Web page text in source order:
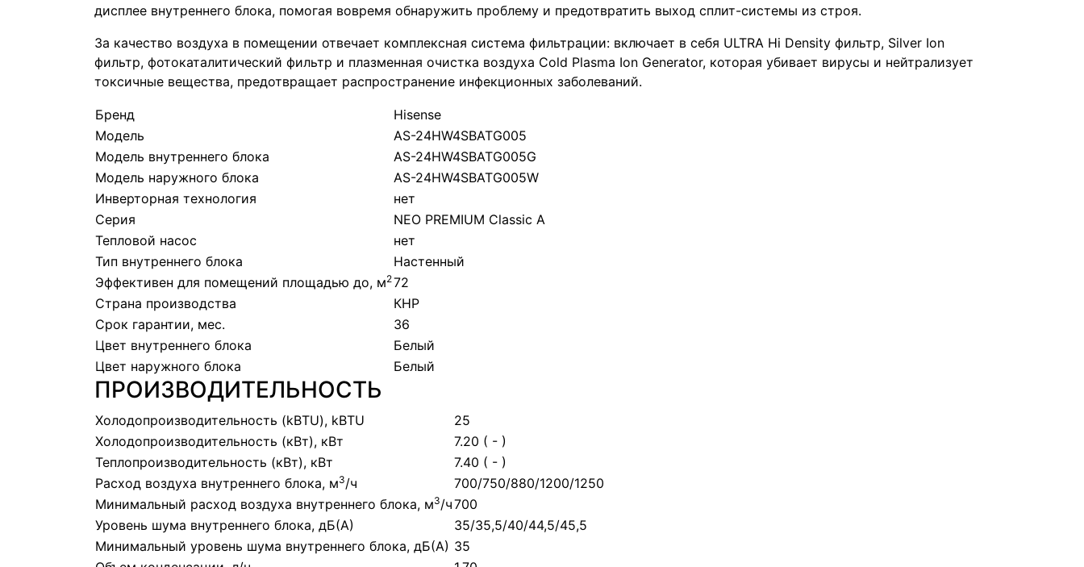
дисплее внутреннего блока, помогая вовремя обнаружить проблему и предотвратить выход сплит-системы из строя.
За качество воздуха в помещении отвечает комплексная система фильтрации: включает в себя ULTRA Hi Density фильтр, Silver Ion
фильтр, фотокаталитический фильтр и плазменная очистка воздуха Cold Plasma Ion Generator, которая убивает вирусы и нейтрализует
токсичные вещества, предотвращает распространение инфекционных заболеваний.
Бренд
Hisense
Модель
AS-24HW4SBATG005
Модель внутреннего блока
AS-24HW4SBATG005G
Модель наружного блока
AS-24HW4SBATG005W
Инверторная технология
нет
Серия
NEO PREMIUM Classic A
Тепловой насос
нет
Тип внутреннего блока
Настенный
Эффективен для помещений площадью до, м272
Страна производства
КНР
Срок гарантии, мес.
36
Цвет внутреннего блока
Белый
Цвет наружного блока
Белый
ПРОИЗВОДИТЕЛЬНОСТЬ
Холодопроизводительность (kBTU), kBTU
25
Холодопроизводительность (кВт), кВт
7.20 ( - )
Теплопроизводительность (кВт), кВт
7.40 ( - )
Расход воздуха внутреннего блока, м3/ч
700/750/880/1200/1250
Минимальный расход воздуха внутреннего блока, м3/ч700
Уровень шума внутреннего блока, дБ(А)
35/35,5/40/44,5/45,5
Минимальный уровень шума внутреннего блока, дБ(А) 35